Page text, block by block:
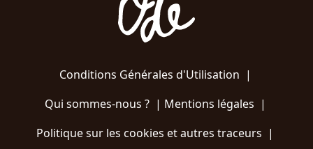
Conditions Générales d'Utilisation |
Qui sommes-nous ?| Mentions légales |
Politique sur les cookies et autres traceurs |